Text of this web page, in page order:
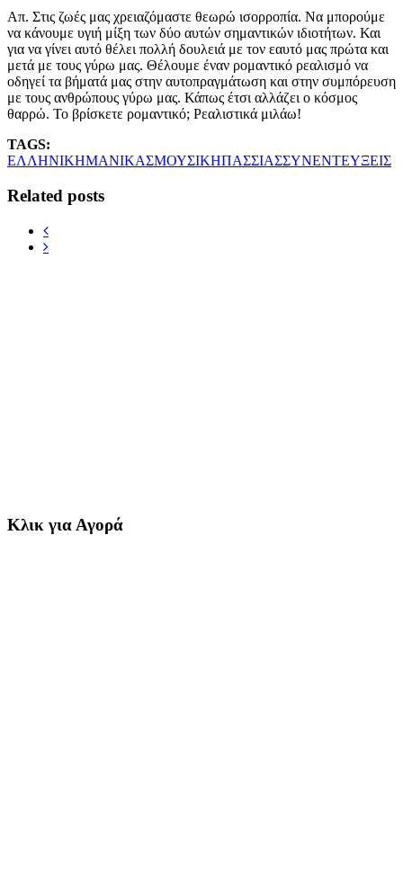
Απ. Στις ζωές μας χρειαζόμαστε θεωρώ ισορροπία. Να μπορούμε
να κάνουμε υγιή μίξη των δύο αυτών σημαντικών ιδιοτήτων. Και
για να γίνει αυτό θέλει πολλή δουλειά με τον εαυτό μας πρώτα και
μετά με τους γύρω μας. Θέλουμε έναν ρομαντικό ρεαλισμό να
οδηγεί τα βήματά μας στην αυτοπραγμάτωση και στην συμπόρευση
με τους ανθρώπους γύρω μας. Κάπως έτσι αλλάζει ο κόσμος
θαρρώ. Το βρίσκετε ρομαντικό; Ρεαλιστικά μιλάω!
TAGS:
ΕΛΛΗΝΙΚΗΜΑΝΙΚΑΣΜΟΥΣΙΚΗΠΑΣΣΙΑΣΣΥΝΕΝΤΕΥΞΕΙΣ
Related posts
Κλικ για Αγορά